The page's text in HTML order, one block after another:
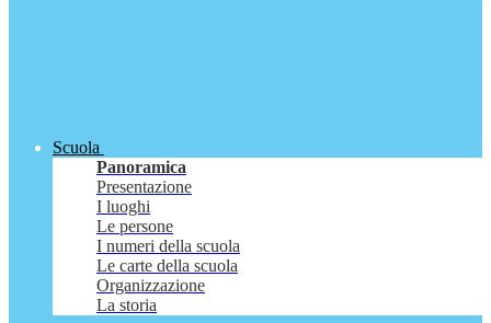
Scuola
Panoramica
Presentazione
I luoghi
Le persone
I numeri della scuola
Le carte della scuola
Organizzazione
La storia